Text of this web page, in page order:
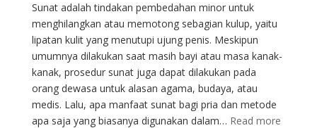
dan
Tantangan
Sunat adalah tindakan pembedahan minor untuk
menghilangkan atau memotong sebagian kulup, yaitu
lipatan kulit yang menutupi ujung penis. Meskipun
umumnya dilakukan saat masih bayi atau masa kanak-
kanak, prosedur sunat juga dapat dilakukan pada
orang dewasa untuk alasan agama, budaya, atau
medis. Lalu, apa manfaat sunat bagi pria dan metode
apa saja yang biasanya digunakan dalam… Read more: